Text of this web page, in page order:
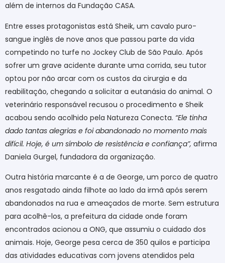
além de internos da Fundação CASA.
Entre esses protagonistas está Sheik, um cavalo puro-
sangue inglês de nove anos que passou parte da vida
competindo no turfe no Jockey Club de São Paulo. Após
sofrer um grave acidente durante uma corrida, seu tutor
optou por não arcar com os custos da cirurgia e da
reabilitação, chegando a solicitar a eutanásia do animal. O
veterinário responsável recusou o procedimento e Sheik
acabou sendo acolhido pela Natureza Conecta. “Ele tinha
dado tantas alegrias e foi abandonado no momento mais
difícil. Hoje, é um símbolo de resistência e confiança”, afirma
Daniela Gurgel, fundadora da organização.
Outra história marcante é a de George, um porco de quatro
anos resgatado ainda filhote ao lado da irmã após serem
abandonados na rua e ameaçados de morte. Sem estrutura
para acolhê-los, a prefeitura da cidade onde foram
encontrados acionou a ONG, que assumiu o cuidado dos
animais. Hoje, George pesa cerca de 350 quilos e participa
das atividades educativas com jovens atendidos pela